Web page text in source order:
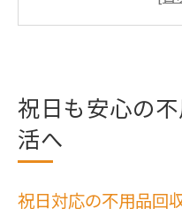
不用品回収を
ツ
祝日も安心の
活へ
祝日対応の不用品回